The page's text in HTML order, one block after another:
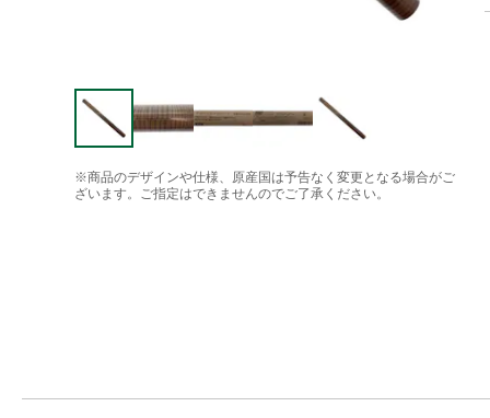
※商品のデザインや仕様、原産国は予告なく変更となる場合がご
ざいます。ご指定はできませんのでご了承ください。